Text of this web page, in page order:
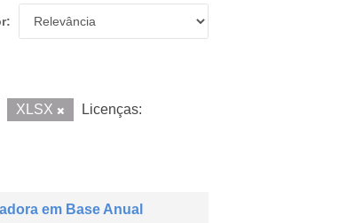
XLSX
Licenças:
em Base Anual